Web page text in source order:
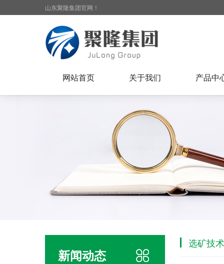
山东聚隆集团官网！
网站首页 关于我们 产品中
新闻动态
选矿技